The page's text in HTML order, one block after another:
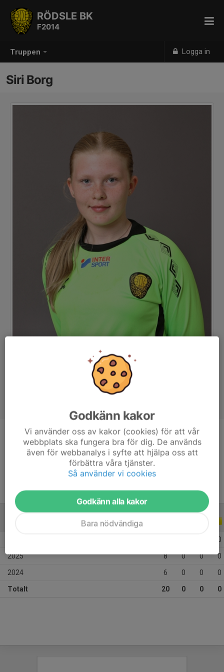
Truppen Logga in
RÖDSLE BK
F2014
Siri Borg
Position
-
12 år
ALLA ÅR
0
2025 8 0 0 0
2024 6 0 0 0
Totalt 20 0 0 0
Godkänn kakor
Vi använder oss av kakor (cookies) för att vår
webbplats ska fungera bra för dig. De används
även för webbanalys i syfte att hjälpa oss att
förbättra våra tjänster.
Så använder vi cookies
Godkänn alla kakor
Bara nödvändiga